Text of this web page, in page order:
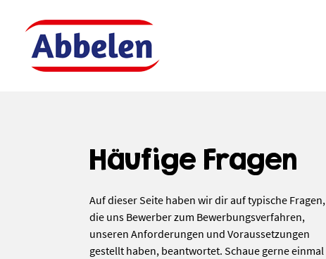
Häufige Fragen
Auf dieser Seite haben wir dir auf typische Fragen,
die uns Bewerber zum Bewerbungs­verfahren,
unseren Anforderungen und Voraussetzungen
gestellt haben, beantwortet. Schaue gerne einmal